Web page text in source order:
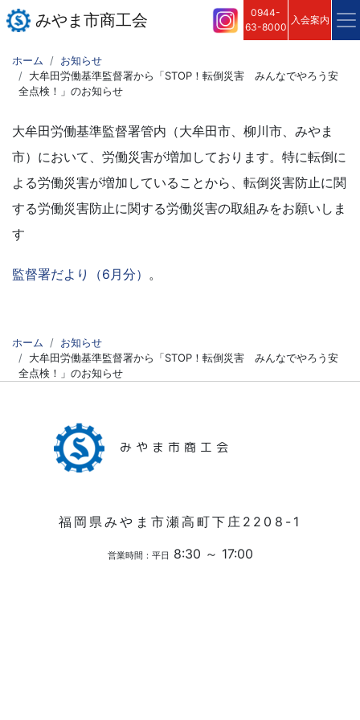
みやま市商工会
0944-
63-8000
入会案内
ホーム
お知らせ
大牟田労働基準監督署から「STOP！転倒災害 みんなでやろう安
全点検！」のお知らせ
大牟田労働基準監督署管内（大牟田市、柳川市、みやま
市）において、労働災害が増加しております。特に転倒に
よる労働災害が増加していることから、転倒災害防止に関
する労働災害防止に関する労働災害の取組みをお願いしま
す
監督署だより（6月分） 。
ホーム
お知らせ
大牟田労働基準監督署から「STOP！転倒災害 みんなでやろう安
全点検！」のお知らせ
みやま市商工会
福岡県みやま市瀬高町下庄2208-1
営業時間：平日 8:30 ～ 17:00